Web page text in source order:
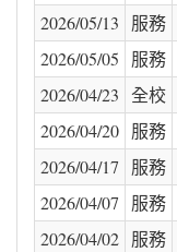
2026/05/13
服務
2026/05/05
服務
2026/04/23 全校
2026/04/20 服務
2026/04/17
服務
2026/04/07
服務
2026/04/02 服務